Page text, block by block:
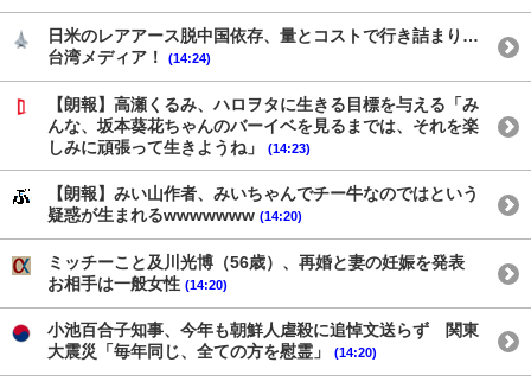
日米のレアアース脱中国依存、量とコストで行き詰まり…
台湾メディア！
(14:24)
【朗報】高瀬くるみ、ハロヲタに生きる目標を与える「み
んな、坂本葵花ちゃんのバーイベを見るまでは、それを楽
しみに頑張って生きようね」
(14:23)
【朗報】みい山作者、みいちゃんでチー牛なのではという
疑惑が生まれるwwwwwww (14:20)
ミッチーこと及川光博（56歳）、再婚と妻の妊娠を発表
お相手は一般女性 (14:20)
小池百合子知事、今年も朝鮮人虐殺に追悼文送らず 関東
大震災「毎年同じ、全ての方を慰霊」
(14:20)